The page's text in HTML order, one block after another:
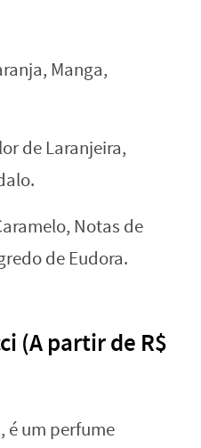
Manga,
de Laranjeira,
Notas de
de Eudora.
(A partir de R$
é um perfume